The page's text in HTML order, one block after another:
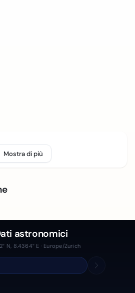
Mostra di più
astronomici
N, 8.4364° E · Europe/Zurich